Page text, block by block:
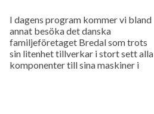
I dagens program kommer vi bland
annat besöka det danska
familjeföretaget Bredal som trots
sin litenhet tillverkar i stort sett alla
komponenter till sina maskiner i